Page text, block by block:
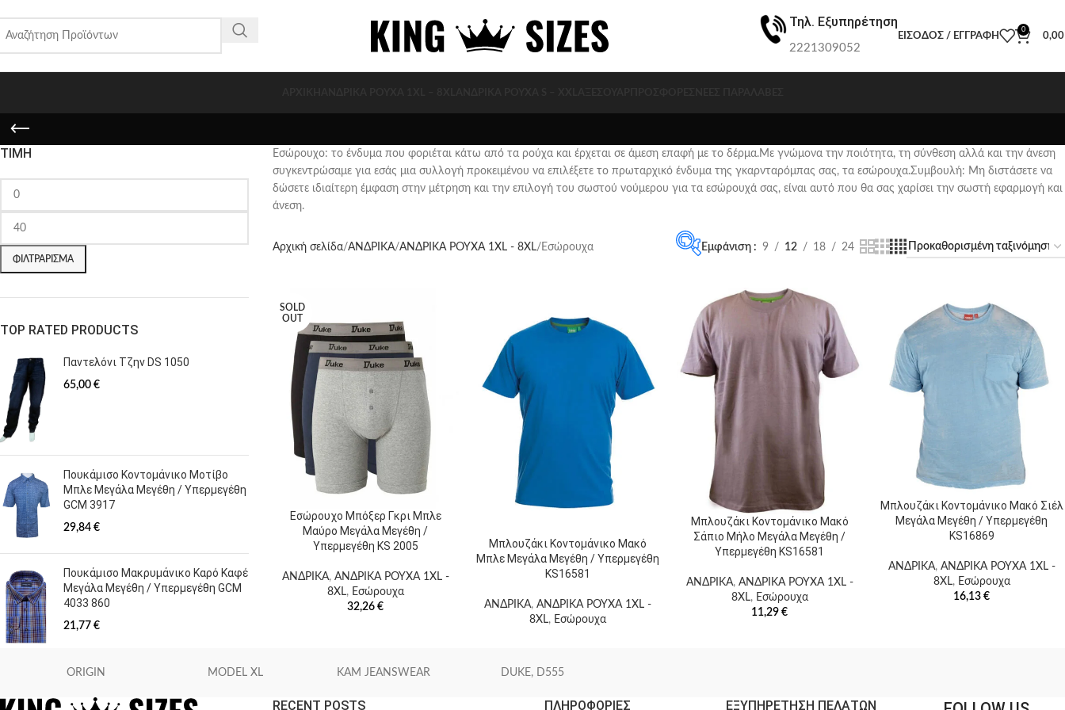
Τηλ. Εξυπηρέτηση
2221309052
ΕΊΣΟΔΟΣ / ΕΓΓΡΑΦΉ
0
ΤΙΜΉ
ΦΙΛΤΡΆΡΙΣΜΑ
TOP RATED PRODUCTS
Παντελόνι Τζην DS 1050
65,00 €
Πουκάμισο Κοντομάνικο Μοτίβο
Μπλε Μεγάλα Μεγέθη / Υπερμεγέθη
GCM 3917
29,84 €
Πουκάμισο Μακρυμάνικο Καρό Καφέ
Μεγάλα Μεγέθη / Υπερμεγέθη GCM
4033 860
21,77 €
Εσώρουχο: το ένδυμα που φοριέται κάτω από τα ρούχα και έρχεται σε άμεση επαφή με το δέρμα.Με γνώμονα την ποιότητα, τη σύνθεση αλλά και την άνεση
συγκεντρώσαμε για εσάς μια συλλογή προκειμένου να επιλέξετε το πρωταρχικό ένδυμα της γκαρνταρόμπας σας, τα εσώρουχα.Συμβουλή: Μη διστάσετε να
δώσετε ιδιαίτερη έμφαση στην μέτρηση και την επιλογή του σωστού νούμερου για τα εσώρουχά σας, είναι αυτό που θα σας χαρίσει την σωστή εφαρμογή και
άνεση.
Αρχική σελίδα ΑΝΔΡΙΚΑ ΑΝΔΡΙΚΑ ΡΟΥΧΑ 1XL - 8XL Εσώρουχα
Featured products
In stock
On sale
Ετικέτες
προϊόντος
Προϊόν Χρώμα
Εμφάνιση 9 12 18 24
SOLD
OUT
Εσώρουχο Μπόξερ Γκρι Μπλε
Μαύρο Μεγάλα Μεγέθη /
Υπερμεγέθη KS 2005
ΑΝΔΡΙΚΑ, ΑΝΔΡΙΚΑ ΡΟΥΧΑ 1XL -
8XL, Εσώρουχα
32,26€
Μπλουζάκι Κοντομάνικο Μακό
Μπλε Μεγάλα Μεγέθη / Υπερμεγέθη
KS16581
ΑΝΔΡΙΚΑ, ΑΝΔΡΙΚΑ ΡΟΥΧΑ 1XL -
8XL, Εσώρουχα
Μπλουζάκι Κοντομάνικο Μακό
Σάπιο Μήλο Μεγάλα Μεγέθη /
Υπερμεγέθη KS16581
ΑΝΔΡΙΚΑ, ΑΝΔΡΙΚΑ ΡΟΥΧΑ 1XL -
8XL, Εσώρουχα
11,29€
Μπλουζάκι Κοντομάνικο Μακό Σιέλ
Μεγάλα Μεγέθη / Υπερμεγέθη
KS16869
ΑΝΔΡΙΚΑ, ΑΝΔΡΙΚΑ ΡΟΥΧΑ 1XL -
8XL, Εσώρουχα
16,13€
ORIGIN MODEL XL KAM JEANSWEAR DUKE, D555
RECENT POSTS ΠΛΗΡΟΦΟΡΙΕΣ ΕΞΥΠΗΡΕΤΗΣΗ ΠΕΛΑΤΩΝ